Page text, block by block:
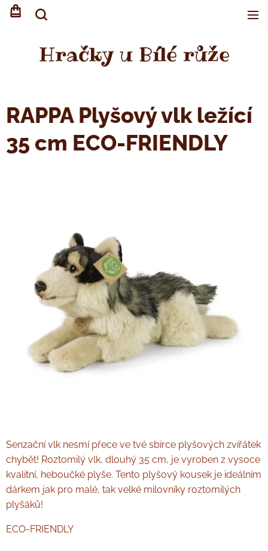
Hračky u Bílé růže
RAPPA Plyšový vlk ležící
35 cm ECO-FRIENDLY
Senzační vlk nesmí přece ve tvé sbírce plyšových zvířátek
chybět! Roztomilý vlk, dlouhý 35 cm, je vyroben z vysoce
kvalitní, heboučké plyše. Tento plyšový kousek je ideálním
dárkem jak pro malé, tak velké milovníky roztomilých
plyšáků!
ECO-FRIENDLY